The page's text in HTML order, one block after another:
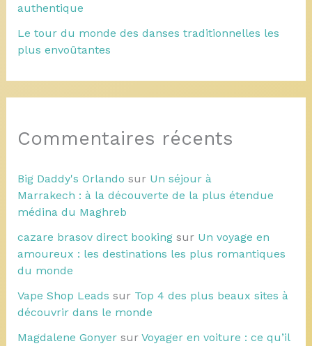
authentique
Le tour du monde des danses traditionnelles les
plus envoûtantes
Commentaires récents
Big Daddy's Orlando sur Un séjour à
Marrakech : à la découverte de la plus étendue
médina du Maghreb
cazare brasov direct bookingsur Un voyage en
amoureux : les destinations les plus romantiques
du monde
Vape Shop Leads sur Top 4 des plus beaux sites à
découvrir dans le monde
Magdalene Gonyersur Voyager en voiture : ce qu’il